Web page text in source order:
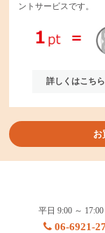
ントサービスです。
詳しくはこちら
お
平日 9:00 ～
06-6921-